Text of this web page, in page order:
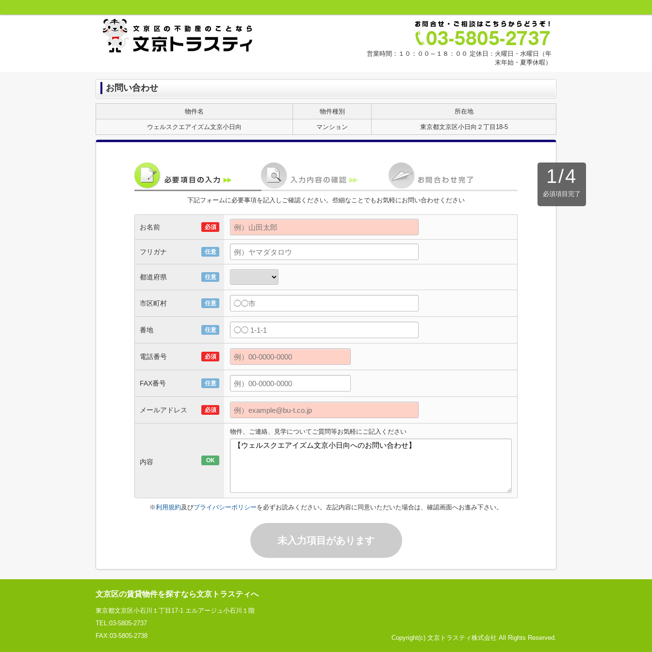
営業時間：１０：００～１８：００ 定休日：火曜日・水曜日（年
末年始・夏季休暇）
お問い合わせ
物件名 物件種別 所在地
ウェルスクエアイズム文京小日向 マンション 東京都文京区小日向２丁目18-5
1/4
必須項目完了
下記フォームに必要事項を記入しご確認ください。些細なことでもお気軽にお問い合わせください
お名前 必須
フリガナ 任意
都道府県 任意
市区町村 任意
番地 任意
電話番号 必須
FAX番号 任意
メールアドレス 必須
内容 OK
物件、ご連絡、見学についてご質問等お気軽にご記入ください
※利用規約及びプライバシーポリシーを必ずお読みください。左記内容に同意いただいた場合は、確認画面へお進み下さい。
未入力項目があります
文京区の賃貸物件を探すなら文京トラスティへ
東京都文京区小石川１丁目17-1 エルアージュ小石川１階
TEL:03-5805-2737
FAX:03-5805-2738
Copyright(c) 文京トラスティ株式会社 All Rights Reserved.